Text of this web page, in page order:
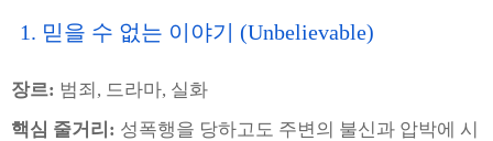
1. 믿을 수 없는 이야기 (Unbelievable)
장르: 범죄, 드라마, 실화
핵심 줄거리: 성폭행을 당하고도 주변의 불신과 압박에 시